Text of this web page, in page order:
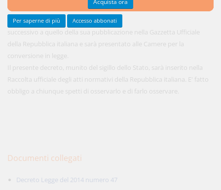
successivo a quello della sua pubblicazione nella Gazzetta Ufficiale
della Repubblica italiana e sarà presentato alle Camere per la
conversione in legge.
Il presente decreto, munito del sigillo dello Stato, sarà inserito nella
Raccolta ufficiale degli atti normativi della Repubblica italiana. E' fatto
obbligo a chiunque spetti di osservarlo e di farlo osservare.
Documenti collegati
Decreto Legge del 2014 numero 47
Per saperne di più Accesso abbonati